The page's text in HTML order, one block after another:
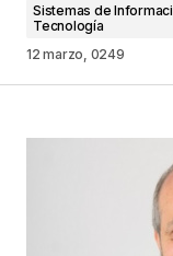
Responder
Tu dirección
marcados con
*
Sistemas de
Tecnología
12 marzo, 0249